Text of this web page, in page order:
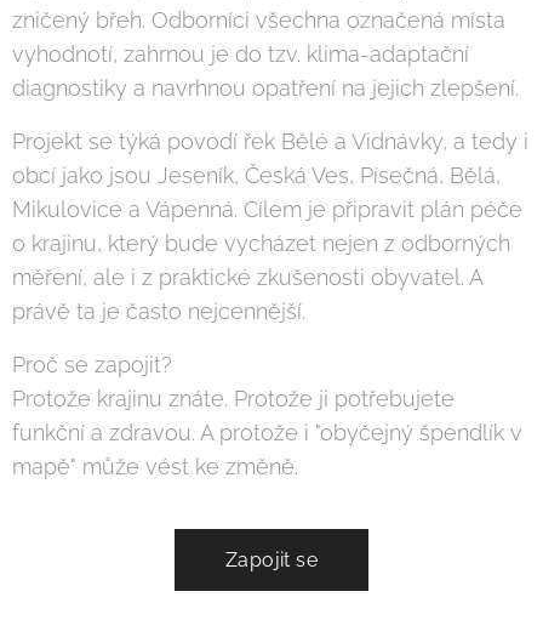
zničený břeh. Odborníci všechna označená místa
vyhodnotí, zahrnou je do tzv. klima-adaptační
diagnostiky a navrhnou opatření na jejich zlepšení.
Projekt se týká povodí řek Bělé a Vidnávky, a tedy i
obcí jako jsou Jeseník, Česká Ves, Písečná, Bělá,
Mikulovice a Vápenná. Cílem je připravit plán péče
o krajinu, který bude vycházet nejen z odborných
měření, ale i z praktické zkušenosti obyvatel. A
právě ta je často nejcennější.
Proč se zapojit?
Protože krajinu znáte. Protože ji potřebujete
funkční a zdravou. A protože i "obyčejný špendlík v
mapě" může vést ke změně.
Zapojit se